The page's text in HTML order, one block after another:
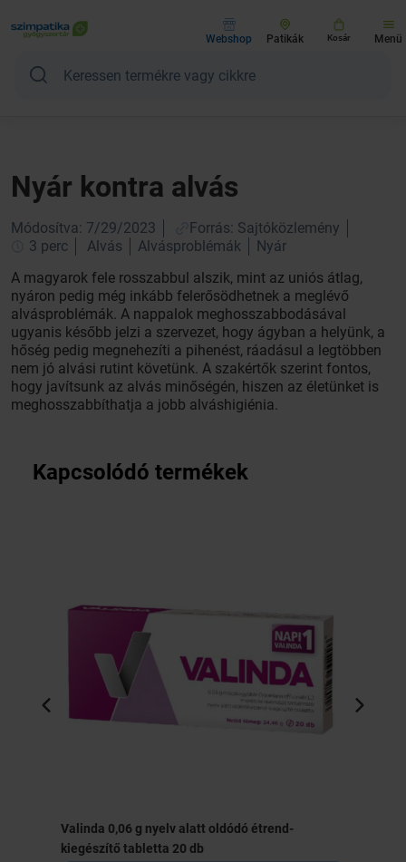
Webshop Patikák Kosár Menü
Nyár kontra alvás
Módosítva: 7/29/2023
Forrás: Sajtóközlemény
3 perc
Alvás Alvásproblémák
Nyár
A magyarok fele rosszabbul alszik, mint az uniós átlag,
nyáron pedig még inkább felerősödhetnek a meglévő
alvásproblémák. A nappalok meghosszabbodásával
ugyanis később jelzi a szervezet, hogy ágyban a helyünk, a
hőség pedig megnehezíti a pihenést, ráadásul a legtöbben
nem jó alvási rutint követünk. A szakértők szerint fontos,
hogy javítsunk az alvás minőségén, hiszen az életünket is
meghosszabbíthatja a jobb alváshigiénia.
Kapcsolódó termékek
Valinda 0,06 g nyelv alatt oldódó étrend-
kiegészítő tabletta 20 db